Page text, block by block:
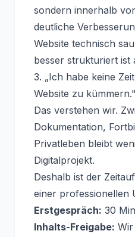
sondern innerhalb
deutliche
Website technisch
besser strukturiert ist
3. „Ich habe keine
Website zu kümmern."
Das verstehen wir.
Dokumentation,
Privatleben bleibt
Digitalprojekt.
Deshalb ist der
einer professionellen
Erstgespräch: 30
Inhalts-Freigabe: